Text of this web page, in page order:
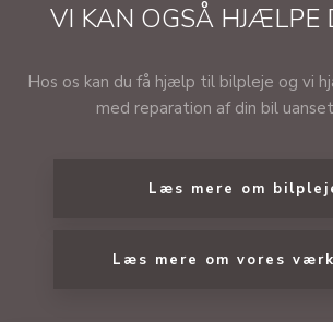
VI KAN OGSÅ HJÆLPE
​Hos os kan du få hjælp til bilpleje og vi
med reparation af din bil
Læs mere om
Læs mere om vores